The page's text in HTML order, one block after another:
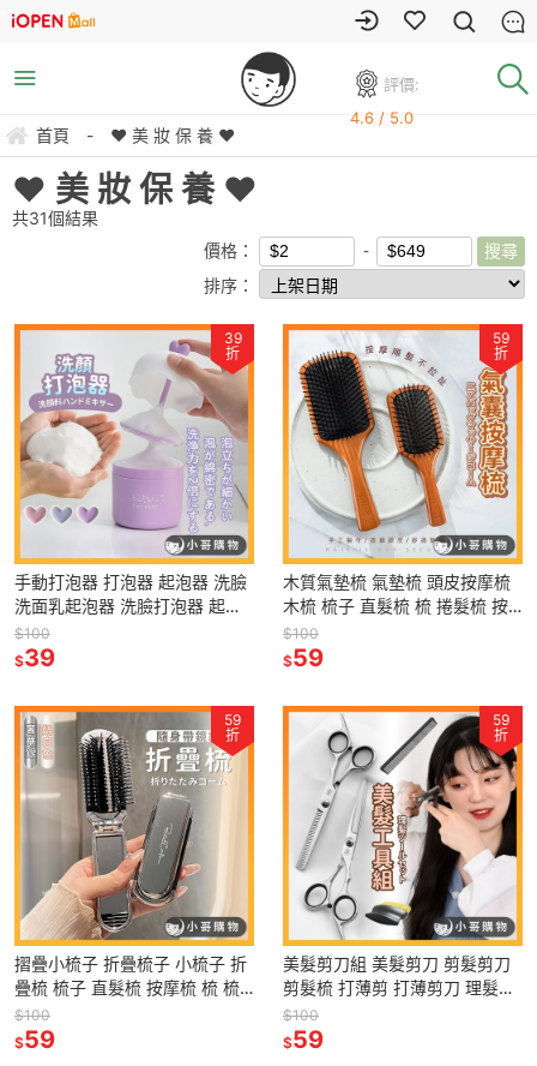
評價:
4.6 / 5.0
首頁 - ♥ 美 妝 保 養 ♥
♥ 美 妝 保 養 ♥
共31個結果
價格：
排序：
39
折
手動打泡器 打泡器 起泡器 洗臉
洗面乳起泡器 洗臉打泡器 起泡
起泡瓶 打泡 洗臉泡泡器 洗臉起
泡 起泡盒 泡泡 泡沫
$100
$39
59
折
木質氣墊梳 氣墊梳 頭皮按摩梳
木梳 梳子 直髮梳 梳 捲髮梳 按
摩梳子 木頭梳子 木梳子 氣囊梳
整髮梳 防靜電梳子
$100
$59
59
折
摺疊小梳子 折疊梳子 小梳子 折
疊梳 梳子 直髮梳 按摩梳 梳 梳
子收納 折疊 摺疊梳 摺疊梳子 鏡
子梳子 隨身鏡子梳子
$100
$59
59
折
美髮剪刀組 美髮剪刀 剪髮剪刀
剪髮梳 打薄剪 打薄剪刀 理髮剪
刀 打薄刀 理髮刷 理髮梳 美髮剪
$100
$59